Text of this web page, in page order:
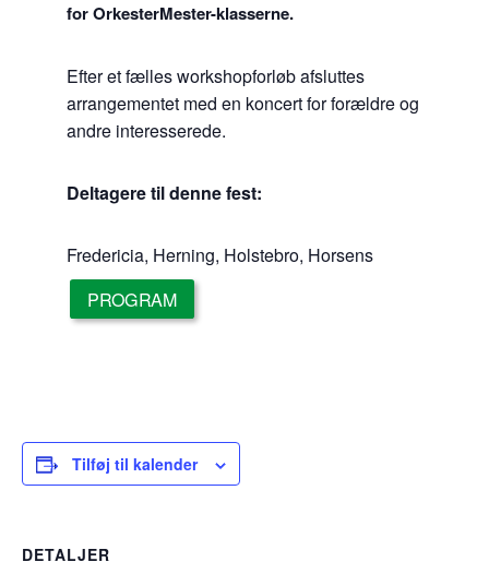
for OrkesterMester-klasserne.
Efter et fælles workshopforløb afsluttes
arrangementet med en koncert for forældre og
andre interesserede.
Deltagere til denne fest:
Fredericia, Herning, Holstebro, Horsens
PROGRAM
Tilføj til kalender
DETALJER